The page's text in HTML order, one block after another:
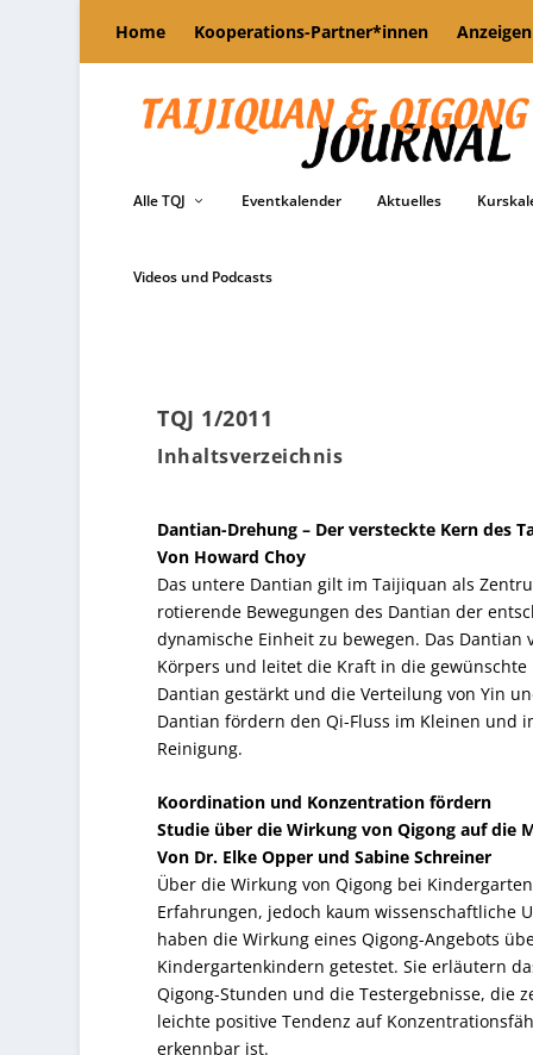
Home Kooperations-Partner*innen Anzeigen
Alle TQJ Eventkalender Aktuelles
Videos und Podcasts
TQJ 1/2011
Inhaltsverzeichnis
Dantian-Drehung – Der versteckte Kern des
Von Howard Choy
Das untere Dantian gilt im Taijiquan als
rotierende Bewegungen des Dantian der
dynamische Einheit zu bewegen. Das
Körpers und leitet die Kraft in die
Dantian gestärkt und die Verteilung von Yin
Dantian fördern den Qi-Fluss im Kleinen und
Reinigung.
Koordination und Konzentration fördern
Studie über die Wirkung von Qigong auf
Von Dr. Elke Opper und Sabine Schreiner
Über die Wirkung von Qigong bei
Erfahrungen, jedoch kaum wissenschaftliche
haben die Wirkung eines Qigong-Angebots
Kindergartenkindern getestet. Sie erläutern
Qigong-Stunden und die Testergebnisse, die
leichte positive Tendenz auf
erkennbar ist.